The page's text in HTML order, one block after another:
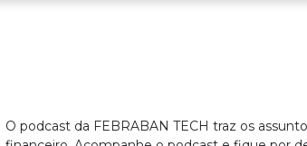
O podcast da FEBRABAN TECH traz os